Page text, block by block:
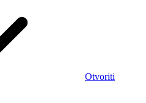
Otvoriti